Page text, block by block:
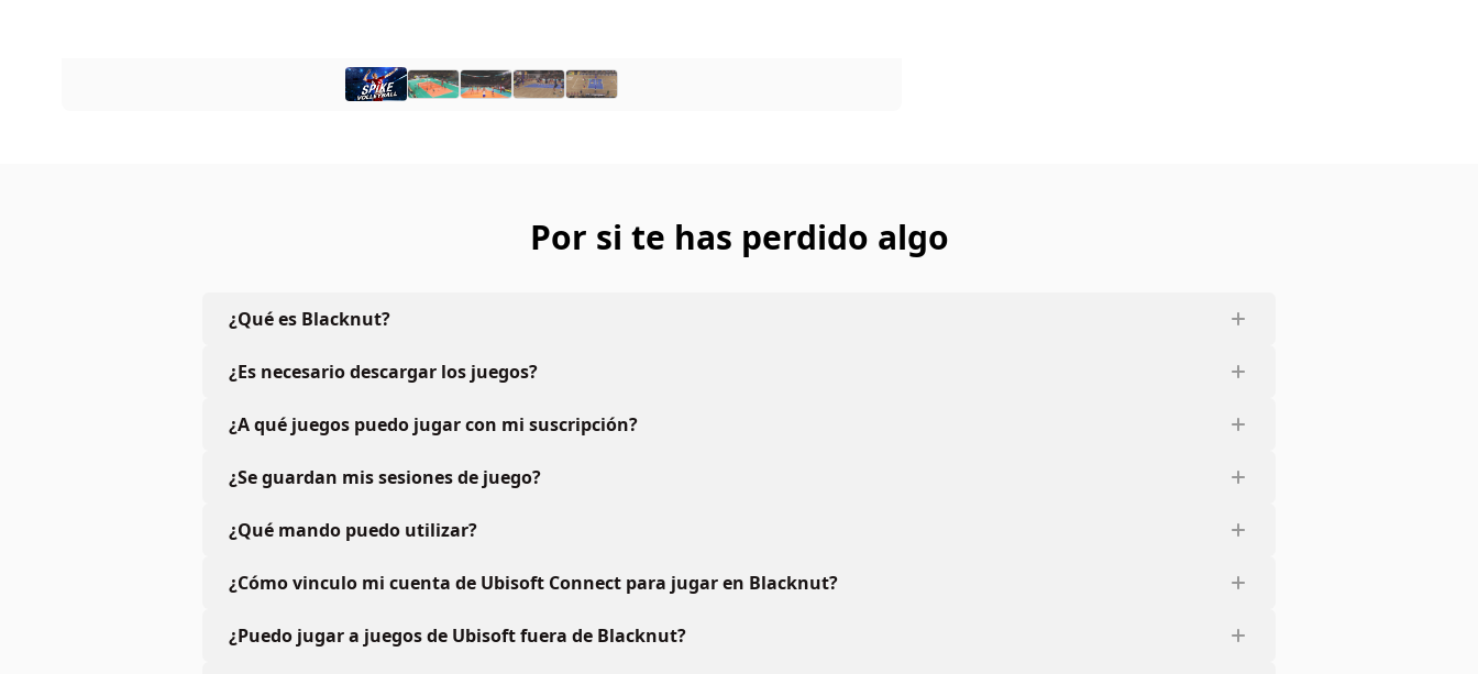
Por si te has perdido algo
¿Qué es Blacknut?
¿Es necesario descargar los juegos?
¿A qué juegos puedo jugar con mi suscripción?
¿Se guardan mis sesiones de juego?
¿Qué mando puedo utilizar?
¿Cómo vinculo mi cuenta de Ubisoft Connect para jugar en Blacknut?
¿Puedo jugar a juegos de Ubisoft fuera de Blacknut?